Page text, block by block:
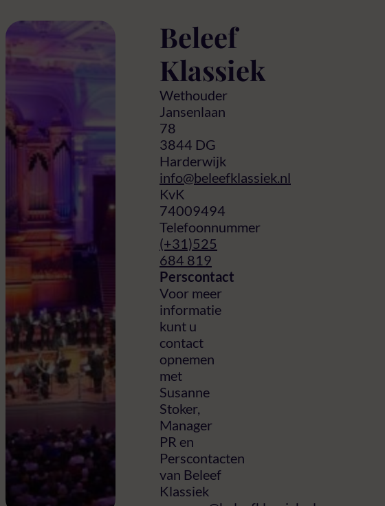
Beleef
Klassiek
Wethouder
Jansenlaan
78
3844 DG
Harderwijk
info@beleefklassiek.nl
KvK
74009494
Telefoonnummer
(+31)525
684 819
Perscontact
Voor meer
informatie
kunt u
contact
opnemen
met
Susanne
Stoker,
Manager
PR en
Perscontacten
van Beleef
Klassiek